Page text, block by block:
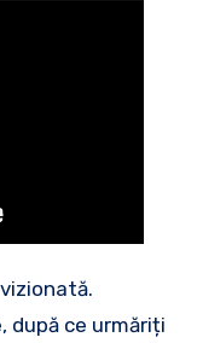
după ce urmăriți